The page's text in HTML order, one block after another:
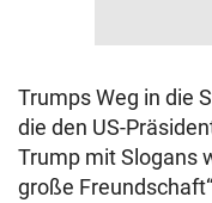
Trumps Weg in die
die den US-
Trump mit Slogans
große